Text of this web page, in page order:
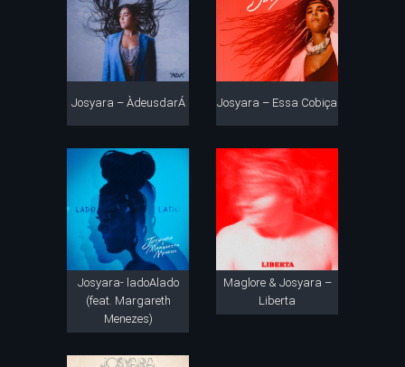
Josyara – ÀdeusdarÁ Josyara – Essa Cobiça
Josyara- ladoAlado
(feat. Margareth
Menezes)
Maglore & Josyara –
Liberta